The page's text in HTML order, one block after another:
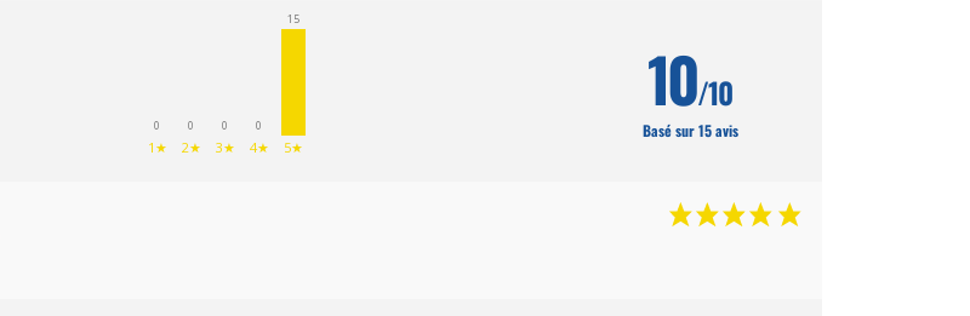
0
1★
0
2★
0
3★
0
4★
15
5★
10/10
Basé sur 15 avis